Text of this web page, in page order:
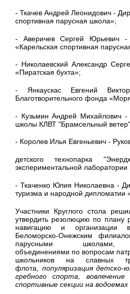
- Ткачев Андрей Леонидович -
спортивная парусная школа»;
- Аверичев Сергей Юрьевич
«Карельская спортивная
- Николаевский Александр
«Пиратская бухта»;
- Янкаускас Евгений
Благотворительного фонда
- Кузьмин Андрей Михайлович -
школы КЛВТ "Брамсельный
- Королев Илья Евгеньевич -
детского технопарка
экспериментальной лаборатории
- Ткаченко Юлия Николаевна -
туризма и народной
Участники Круглого стола
утвердить резолюцию по плану
навигацию и организации
Беломорско-Онежским
парусными школами,
объединениями по вопросам
школьников на славных
флота, популяризация детско-
гребного спорта,
спортивные секции на водоемах